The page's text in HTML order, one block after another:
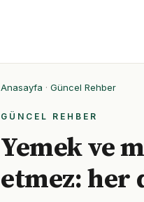
Anasayfa · Güncel Rehber
GÜNCEL REHBER
Yemek ve
etmez: her